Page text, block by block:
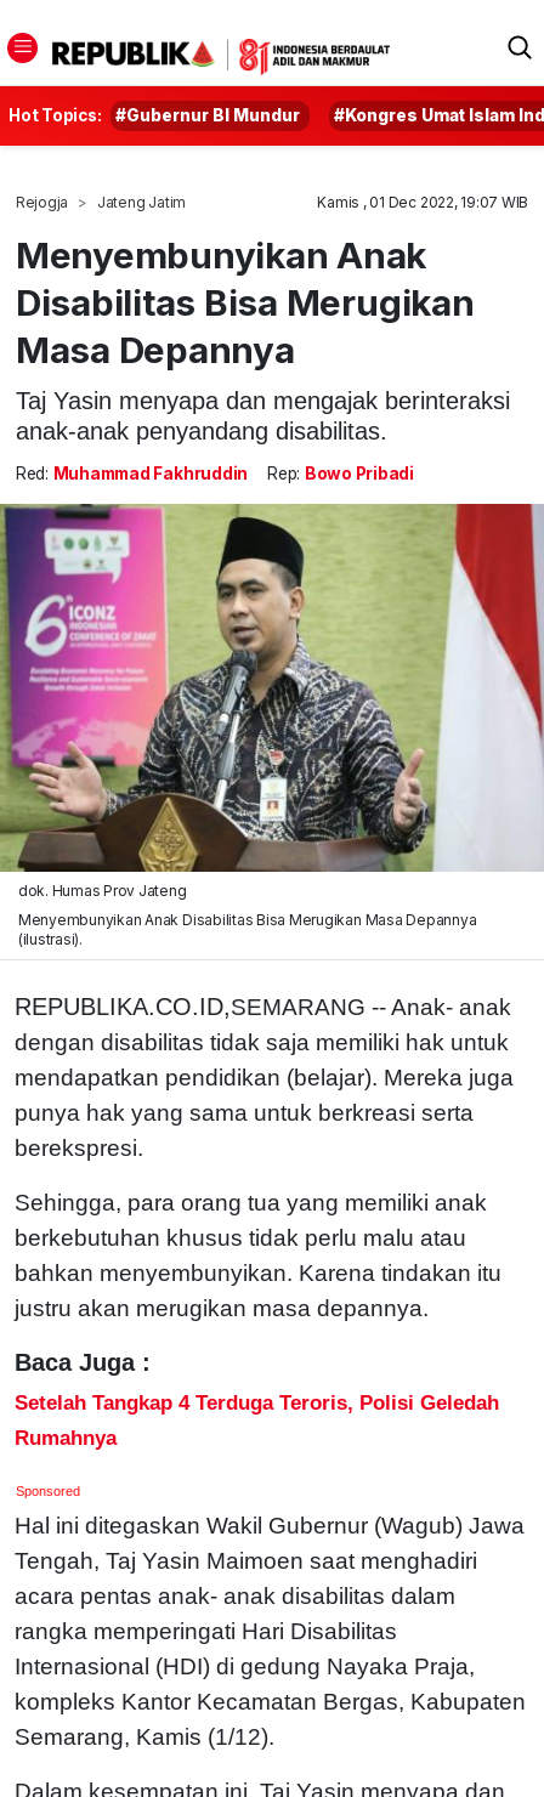
Hot Topics: #Gubernur BI Mundur #Kongres Umat Islam
Rejogja Jateng Jatim Kamis , 01 Dec 2022, 19:07 WIB
Menyembunyikan Anak
Disabilitas Bisa Merugikan
Masa Depannya
Taj Yasin menyapa dan mengajak berinteraksi
anak-anak penyandang disabilitas.
Red: Muhammad Fakhruddin Rep: Bowo Pribadi
dok. Humas Prov Jateng
Menyembunyikan Anak Disabilitas Bisa Merugikan Masa Depannya
(ilustrasi).
REPUBLIKA.CO.ID,SEMARANG -- Anak- anak
dengan disabilitas tidak saja memiliki hak untuk
mendapatkan pendidikan (belajar). Mereka juga
punya hak yang sama untuk berkreasi serta
berekspresi.
Sehingga, para orang tua yang memiliki anak
berkebutuhan khusus tidak perlu malu atau
bahkan menyembunyikan. Karena tindakan itu
justru akan merugikan masa depannya.
Baca Juga :
Setelah Tangkap 4 Terduga Teroris, Polisi Geledah
Rumahnya
Sponsored
Hal ini ditegaskan Wakil Gubernur (Wagub) Jawa
Tengah, Taj Yasin Maimoen saat menghadiri
acara pentas anak- anak disabilitas dalam
rangka memperingati Hari Disabilitas
Internasional (HDI) di gedung Nayaka Praja,
kompleks Kantor Kecamatan Bergas, Kabupaten
Semarang, Kamis (1/12).
Dalam kesempatan ini, Taj Yasin menyapa dan